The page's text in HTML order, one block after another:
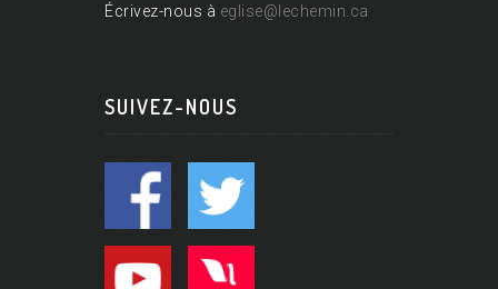
Écrivez-nous à eglise@lechemin.ca
SUIVEZ-NOUS